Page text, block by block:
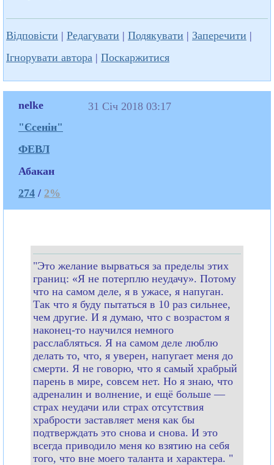
Відповісти | Редагувати | Подякувати | Заперечити |
Ігнорувати автора | Поскаржитися
nelke
"Єсенін"
ФЕВЛ
Абакан
274 / 2%
31 Січ 2018 03:17
"Это желание вырваться за пределы этих
границ: «Я не потерплю неудачу». Потому
что на самом деле, я в ужасе, я напуган.
Так что я буду пытаться в 10 раз сильнее,
чем другие. И я думаю, что с возрастом я
наконец-то научился немного
расслабляться. Я на самом деле люблю
делать то, что, я уверен, напугает меня до
смерти. Я не говорю, что я самый храбрый
парень в мире, совсем нет. Но я знаю, что
адреналин и волнение, и ещё больше —
страх неудачи или страх отсутствия
храбрости заставляет меня как бы
подтверждать это снова и снова. И это
всегда приводило меня ко взятию на себя
того, что вне моего таланта и характера. "